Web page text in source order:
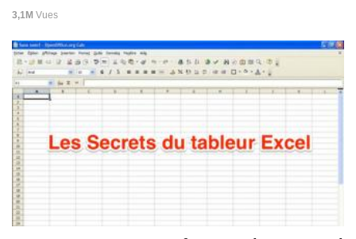
3,1M Vues